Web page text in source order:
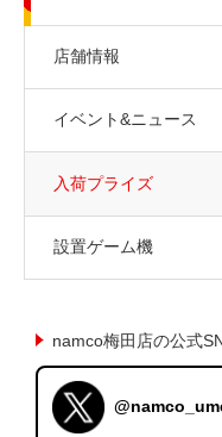
店舗情報
イベント&ニュース
入荷プライズ
設置ゲーム機
namco梅田店の公式